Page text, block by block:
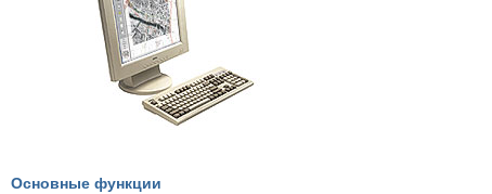
Основные функции